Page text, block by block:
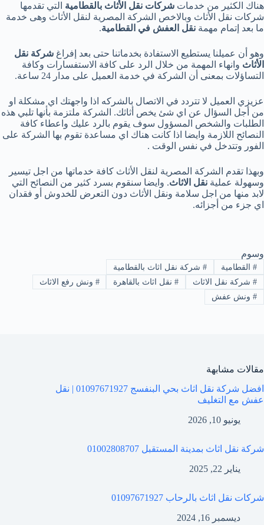
هناك الكثير من خدمات شركات نقل الأثاث بالقطامية التي تقدمها
شركات نقل الأثاث وبالاخص الشركة المصرية لنقل الأثاث وهى خدمة
ما بعد إتمام مهمة نقل العفش في القطامية.
وهو أن عميلنا يستطيع الاستفادة بخدماتنا حتى بعد إفراغ شركة نقل
الأثاث وانهاء المهمة من خلال الرد على كافة الاستفسارات وكافة
التساؤلات بمعنى أن الشركة في خدمة العميل على مدار 24 ساعة.
عزيزي العميل لا تتردد في الاتصال بالشركه اذا واجهتك اي مشكلة او
من أجل السؤال عن اي شئ يخص أثاثك. الشركة ملتزمة بأنها تلبي هذه
الطلبات والشخص المسؤول سوف يقوم بالرد عليك واعطاء كافة
النصائح اللازمة وايضا اذا كانت هناك اي مساعدة تقوم بها الشركة على
الفور وتتدخل في نفس الوقت .
وبهذا تقدم الشركة المصرية لنقل الأثاث كافة خدماتها من اجل تيسير
وسهولة عملية نقل الاثاث. وايضا سنقوم بسرد كثير من النصائح التي
لابد منها من اجل سلامة ونقل الأثاث دون التعرض للخدوش أو فقدان
اي جزء من أجزائه.
وسوم
#القطامية #شركة نقل اثاث بالقطامية
#شركة نقل الاثاث #نقل اثاث بالقاهرة # ونش رفع الاثاث
#ونش عفش
مقالات مشابهة
افضل شركة نقل اثاث بحي البنفسج 01097671927 | نقل
عفش مع التغليف
يونيو 10, 2026
شركة نقل اثاث بمدينة المستقبل 01002808707
يناير 22, 2025
شركات نقل اثاث بالرحاب 01097671927
ديسمبر 16, 2024